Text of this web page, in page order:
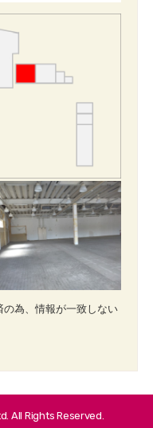
為、情報が一致しない
All Rights Reserved.